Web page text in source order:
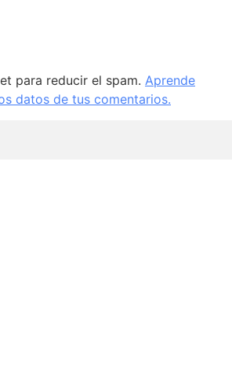
para reducir el spam. Aprende
datos de tus comentarios.